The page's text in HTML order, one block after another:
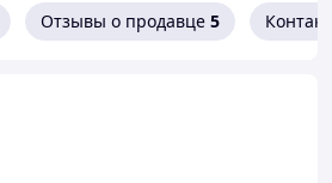
Отзывы о продавце 5